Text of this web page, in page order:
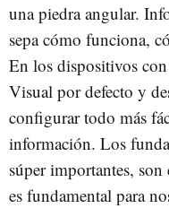
una piedra angular.
sepa cómo funciona,
En los dispositivos
Visual por defecto y
configurar todo más
información. Los
súper importantes,
es fundamental para